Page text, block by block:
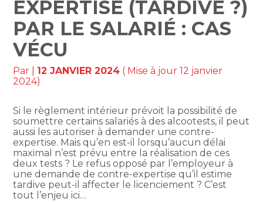
EXPERTISE (TARDIVE ?)
PAR LE SALARIÉ : CAS
VÉCU
Par 12 JANVIER 2024 ( Mise à jour 12 janvier
2024)
Si le règlement intérieur prévoit la possibilité de
soumettre certains salariés à des alcootests, il peut
aussi les autoriser à demander une contre-
expertise. Mais qu’en est-il lorsqu’aucun délai
maximal n’est prévu entre la réalisation de ces
deux tests ? Le refus opposé par l’employeur à
une demande de contre-expertise qu’il estime
tardive peut-il affecter le licenciement ? C’est
tout l’enjeu ici…